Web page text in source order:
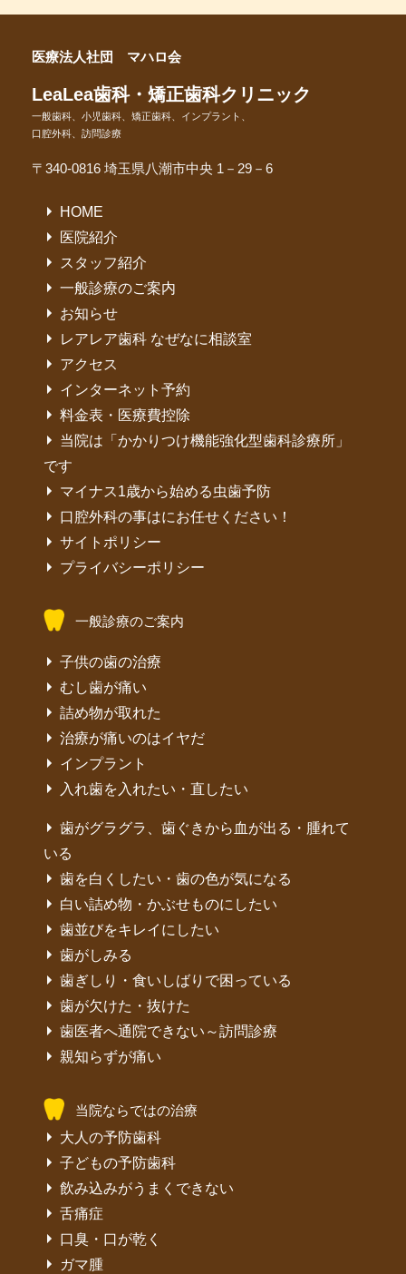
医療法人社団 マハロ会
LeaLea歯科・矯正歯科クリニック
一般歯科、小児歯科、矯正歯科、インプラント、
口腔外科、訪問診療
〒340-0816 埼玉県八潮市中央 1－29－6
HOME
医院紹介
スタッフ紹介
一般診療のご案内
お知らせ
レアレア歯科 なぜなに相談室
アクセス
インターネット予約
料金表・医療費控除
当院は「かかりつけ機能強化型歯科診療所」
です
マイナス1歳から始める虫歯予防
口腔外科の事はにお任せください！
サイトポリシー
プライバシーポリシー
一般診療のご案内
子供の歯の治療
むし歯が痛い
詰め物が取れた
治療が痛いのはイヤだ
インプラント
入れ歯を入れたい・直したい
歯がグラグラ、歯ぐきから血が出る・腫れて
いる
歯を白くしたい・歯の色が気になる
白い詰め物・かぶせものにしたい
歯並びをキレイにしたい
歯がしみる
歯ぎしり・食いしばりで困っている
歯が欠けた・抜けた
歯医者へ通院できない～訪問診療
親知らずが痛い
当院ならではの治療
大人の予防歯科
子どもの予防歯科
飲み込みがうまくできない
舌痛症
口臭・口が乾く
ガマ腫